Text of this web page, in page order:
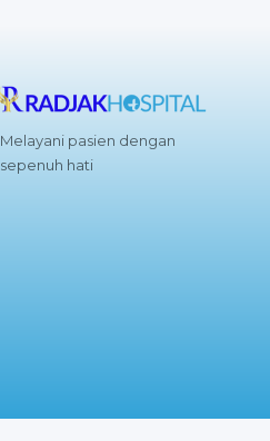
Melayani pasien dengan
sepenuh hati